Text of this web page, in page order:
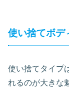
使い捨てボデ
使い捨てタイプ
れるのが大きな